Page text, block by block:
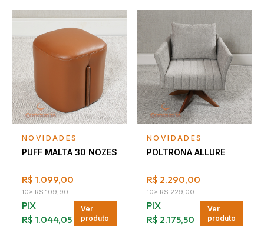
Falar com consultor
NOVIDADES
PUFF MALTA 30 NOZES
R$ 1.099,00
10× R$ 109,90
PIX
R$ 1.044,05
Ver
produto
Falar com consultor
NOVIDADES
POLTRONA ALLURE
R$ 2.290,00
10× R$ 229,00
PIX
R$ 2.175,50
Ver
produto